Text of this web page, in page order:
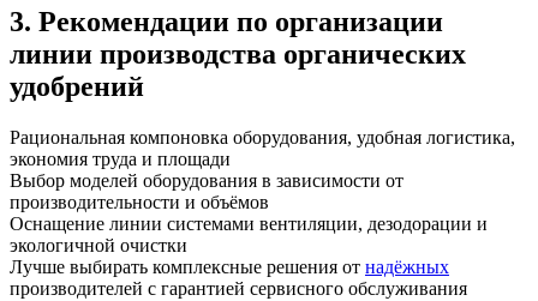
3. Рекомендации по организации
линии производства органических
удобрений
Рациональная компоновка оборудования, удобная логистика,
экономия труда и площади
Выбор моделей оборудования в зависимости от
производительности и объёмов
Оснащение линии системами вентиляции, дезодорации и
экологичной очистки
Лучше выбирать комплексные решения от надёжных
производителей с гарантией сервисного обслуживания